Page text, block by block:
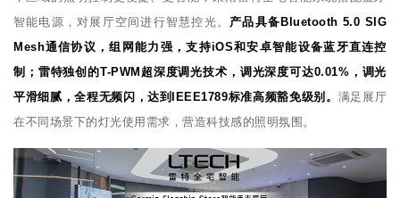
智能电源，对展厅空间进行智慧控光。 产品具备Bluetooth 5.0 SIG
Mesh通信协议，组网能力强，支持iOS和安卓智能设备蓝牙直连控
制；雷特独创的T-PWM超深度调光技术，调光深度可达0.01%，调光
平滑细腻，全程无频闪，达到IEEE1789标准高频豁免级别。 满足展厅
在不同场景下的灯光使用需求，营造科技感的照明氛围。